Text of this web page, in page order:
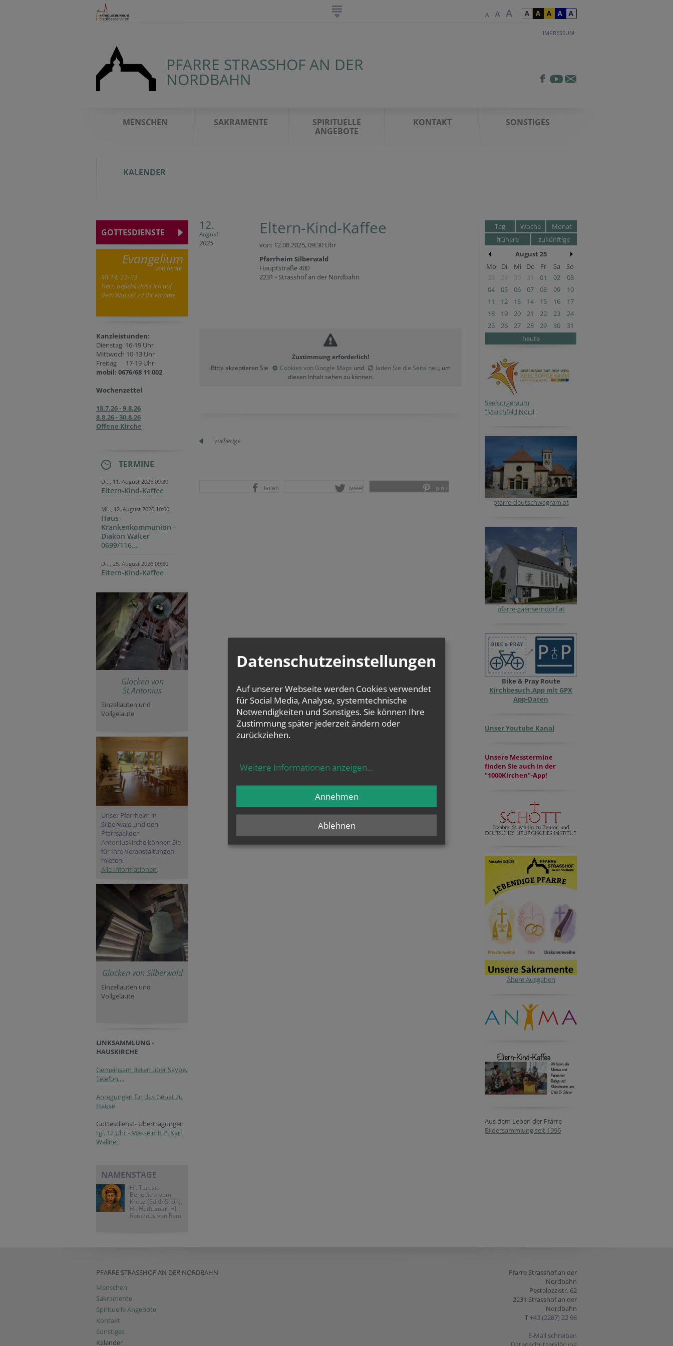
IMPRESSUM
PFARRE STRASSHOF AN DER
NORDBAHN
MENSCHEN SAKRAMENTE
SPIRITUELLE
ANGEBOTE
KONTAKT SONSTIGES
KALENDER
GOTTESDIENSTE
Evangelium
von heute
Mt 14, 22–33
Herr, befiehl, dass ich auf
dem Wasser zu dir komme
Kanzleistunden:
Dienstag 16-19 Uhr
Mittwoch 10-13 Uhr
Freitag 17-19 Uhr
mobil: 0676/68 11 002
Wochenzettel
18.7.26 - 9.8.26
8.8.26 - 30.8.26
Offene Kirche
TERMINE
Di.., 11. August 2026 09:30
Eltern-Kind-Kaffee
Mi.., 12. August 2026 10:00
Haus-
Krankenkommunion -
Diakon Walter
0699/116...
Di.., 25. August 2026 09:30
Eltern-Kind-Kaffee
Glocken von
St.Antonius
Einzelläuten und
Vollgeläute
Unser Pfarrheim in
Silberwald und den
Pfarrsaal der
Antoniuskirche können Sie
für Ihre Veranstaltungen
mieten.
Alle Informationen.
Glocken von Silberwald
Einzelläuten und
Vollgeläute
LINKSAMMLUNG -
HAUSKIRCHE
Gemeinsam Beten über Skype,
Telefon,...
Anregungen für das Gebet zu
Hause
Gottesdienst- Übertragungen
tgl. 12 Uhr - Messe mit P. Karl
Wallner
NAMENSTAGE
Hl. Teresia
Benedicta vom
Kreuz (Edith Stein),
Hl. Hathumar, Hl.
Romanus von Rom
12.
August
2025
Eltern-Kind-Kaffee
von: 12.08.2025,09:30 Uhr
Pfarrheim Silberwald
Hauptstraße 400
2231 - Strasshof an der Nordbahn
Zustimmung erforderlich!
Bitte akzeptieren Sie
Cookies von Google Maps und laden Sie die Seite neu, um
diesen Inhalt sehen zu können.
vorherige
teilen tweet pin it
Tag Woche
Monat
frühere
zukünftige
August 25
Mo
Di Mi Do Fr Sa
So
28
29 30 31 01 02
03
04
05 06 07 08 09
10
11
12 13 14 15 16
17
18
19 20 21 22 23
24
25
26 27 28 29 30
31
heute
Seelsorgeraum
"Marchfeld Nord"
pfarre-deutschwagram.at
pfarre-gaenserndorf.at
Bike & Pray Route
Kirchbesuch.App mit GPX
App-Daten
Unser Youtube Kanal
Unsere Messtermine
finden Sie auch in der
"1000Kirchen"-App!
Ältere Ausgaben
Aus dem Leben der Pfarre
Bildersammlung seit 1996
PFARRE STRASSHOF AN DER NORDBAHN
Menschen
Sakramente
Spirituelle Angebote
Kontakt
Sonstiges
Kalender
Pfarre Strasshof an der
Nordbahn
Pestalozzistr. 62
2231 Strasshof an der
Nordbahn
T +43 (2287) 22 98
E-Mail schreiben
Datenschutzeinstellungen
Auf unserer Webseite werden Cookies verwendet
für Social Media, Analyse, systemtechnische
Notwendigkeiten und Sonstiges. Sie können Ihre
Zustimmung später jederzeit ändern oder
zurückziehen.
Weitere Informationen anzeigen...
Ablehnen
Annehmen